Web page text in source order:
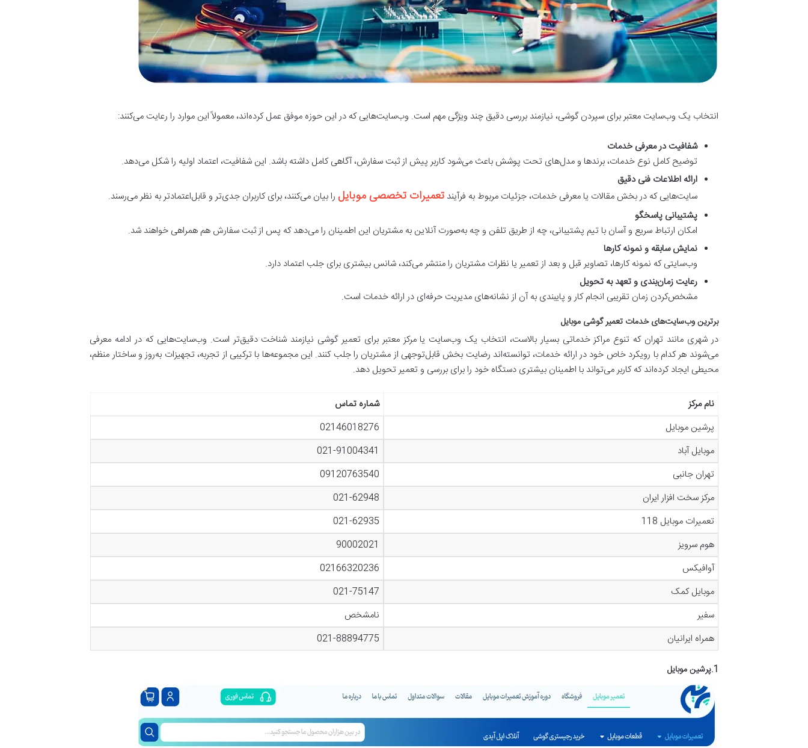
انتخاب یک وب‌سایت معتبر برای سپردن گوشی، نیازمند بررسی دقیق چند ویژگی مهم است. وب‌سایت‌هایی که در این حوزه موفق عمل کرده‌اند، معمولاً این موارد را رعایت می‌کنند:
شفافیت در معرفی خدمات
توضیح کامل نوع خدمات، برندها و مدل‌های تحت پوشش باعث می‌شود کاربر پیش از ثبت سفارش، آگاهی کامل داشته باشد. این شفافیت، اعتماد اولیه را شکل می‌دهد.
ارائه اطلاعات فنی دقیق
سایت‌هایی که در بخش مقالات یا معرفی خدمات، جزئیات مربوط به فرآیندتعمیرات تخصصی موبایل را بیان می‌کنند، برای کاربران جدی‌تر و قابل‌اعتمادتر به نظر می‌رسند.
پشتیبانی پاسخگو
امکان ارتباط سریع و آسان با تیم پشتیبانی، چه از طریق تلفن و چه به‌صورت آنلاین به مشتریان این اطمینان را می‌دهد که پس از ثبت سفارش هم همراهی خواهند شد.
نمایش سابقه و نمونه کارها
وب‌سایتی که نمونه‌ کارها، تصاویر قبل و بعد از تعمیر یا نظرات مشتریان را منتشر می‌کند، شانس بیشتری برای جلب اعتماد دارد.
رعایت زمان‌بندی و تعهد به تحویل
مشخص‌کردن زمان تقریبی انجام کار و پایبندی به آن از نشانه‌های مدیریت حرفه‌ای در ارائه خدمات است.
برترین وب‌سایت‌های خدمات تعمیر گوشی موبایل
در شهری مانند تهران که تنوع مراکز خدماتی بسیار بالاست، انتخاب یک وب‌سایت یا مرکز معتبر برای تعمیر گوشی نیازمند شناخت دقیق‌تر است. وب‌سایت‌هایی که در ادامه معرفی
می‌شوند هر کدام با رویکرد خاص خود در ارائه خدمات، توانسته‌اند رضایت بخش قابل‌توجهی از مشتریان را جلب کنند. این مجموعه‌ها با ترکیبی از تجربه، تجهیزات به‌روز و ساختار منظم،
محیطی ایجاد کرده‌اند که کاربر می‌تواند با اطمینان بیشتری دستگاه خود را برای بررسی و تعمیر تحویل دهد.
نام مرکز
شماره تماس
پرشین موبایل
02146018276
موبایل آباد
021-91004341
تهران جانبی
09120763540
مرکز سخت افزار ایران
021-62948
تعمیرات موبایل 118
021-62935
هوم سرویز
90002021
آوافیکس
02166320236
موبایل کمک
021-75147
سفیر
نامشخص
همراه ایرانیان
021-88894775
1.پرشین موبایل